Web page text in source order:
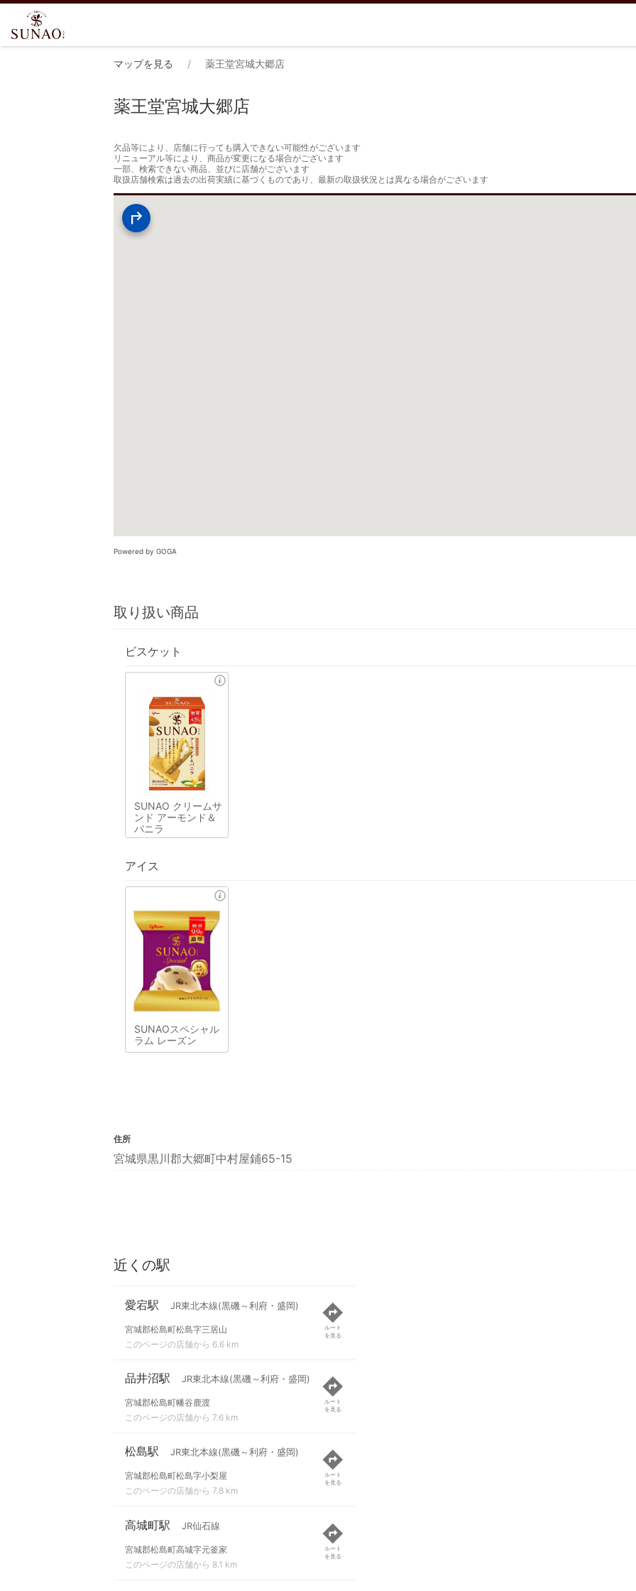
マップを見る 薬王堂宮城大郷店
薬王堂宮城大郷店
欠品等により、店舗に行っても購入できない可能性がございます
リニューアル等により、商品が変更になる場合がございます
一部、検索できない商品、並びに店舗がございます
取扱店舗検索は過去の出荷実績に基づくものであり、最新の取扱状況とは異なる場合がございます
Powered by GOGA
取り扱い商品
ビスケット
SUNAO クリームサ
ンド アーモンド＆
バニラ
アイス
SUNAOスペシャル
ラム レーズン
住所
宮城県黒川郡大郷町中村屋鋪65-15
近くの駅
愛宕駅 JR東北本線(黒磯～利府・盛岡)
宮城郡松島町松島字三居山
このページの店舗から 6.6 km
ルート
を見る
品井沼駅 JR東北本線(黒磯～利府・盛岡)
宮城郡松島町幡谷鹿渡
このページの店舗から 7.6 km
ルート
を見る
松島駅 JR東北本線(黒磯～利府・盛岡)
宮城郡松島町松島字小梨屋
このページの店舗から 7.8 km
ルート
を見る
高城町駅 JR仙石線
宮城郡松島町高城字元釜家
このページの店舗から 8.1 km
ルート
を見る